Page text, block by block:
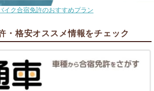
イク合宿免許のおすすめプラン
・格安オススメ情報をチェック